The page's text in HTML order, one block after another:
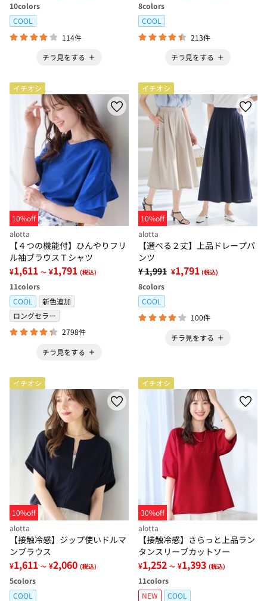
10colors
COOL
114件
チラ見をする
8colors
COOL
213件
チラ見をする
イチオシ
10%off
alotta
【４つの機能付】ひんやりフリ
ル袖ブラウスＴシャツ
¥1,611 ～ ¥1,791 (税込)
11colors
COOL
新色追加
ロングセラー
2798件
チラ見をする
イチオシ
10%off
alotta
【選べる２丈】上品ドレープパ
ンツ
¥ 1,991 ¥1,791 (税込)
8colors
COOL
100件
チラ見をする
イチオシ
10%off
alotta
【接触冷感】ジップ使いドルマ
ンブラウス
¥1,611 ～ ¥2,060 (税込)
5colors
COOL
イチオシ
30%off
alotta
【接触冷感】さらっと上品ラン
タンスリーブカットソー
¥1,252 ～ ¥1,393 (税込)
11colors
NEW
COOL